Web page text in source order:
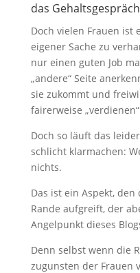
das
Doch vielen Frauen ist
eigener Sache zu
nur einen guten Job
„andere“ Seite
sie zukommt und
fairerweise
Doch so läuft das
schlicht klarmachen:
nichts.
Das ist ein Aspekt, den
Rande aufgreift, der
Angelpunkt dieses
Denn selbst wenn die
zugunsten der Frauen